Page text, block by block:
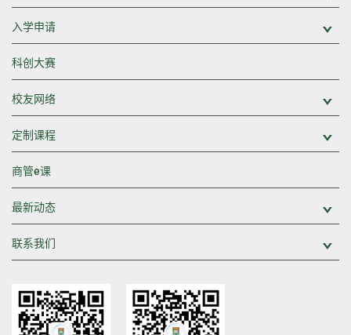
入学申请
科创大赛
校友网络
定制课程
商管e课
最新动态
联系我们